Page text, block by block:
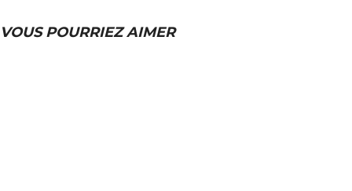
VOUS POURRIEZ AIMER